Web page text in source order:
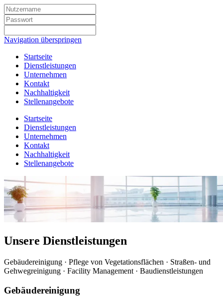
Navigation überspringen
Startseite
Dienstleistungen
Unternehmen
Kontakt
Nachhaltigkeit
Stellenangebote
Startseite
Dienstleistungen
Unternehmen
Kontakt
Nachhaltigkeit
Stellenangebote
Unsere Dienstleistungen
Gebäudereinigung · Pflege von Vegetationsflächen · Straßen- und
Gehwegreinigung · Facility Management · Baudienstleistungen
Gebäudereinigung